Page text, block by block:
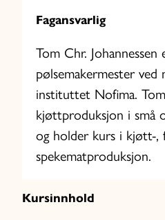
Fagansvarlig
Tom Chr. Johannessen
pølsemakermester ved
instituttet Nofima.
kjøttproduksjon i små
og holder kurs i kjøtt-,
spekematproduksjon.
Kursinnhold